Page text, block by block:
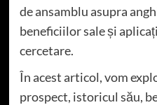
de ansamblu asupra
beneficiilor sale și
cercetare.
În acest articol, vom
prospect, istoricul său,